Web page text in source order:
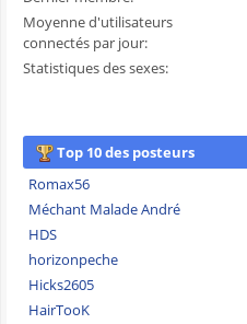
Moyenne d'utilisateurs
connectés par jour:
Statistiques des sexes:
Top 10 des posteurs
Romax56
Méchant Malade André
HDS
horizonpeche
Hicks2605
HairTooK